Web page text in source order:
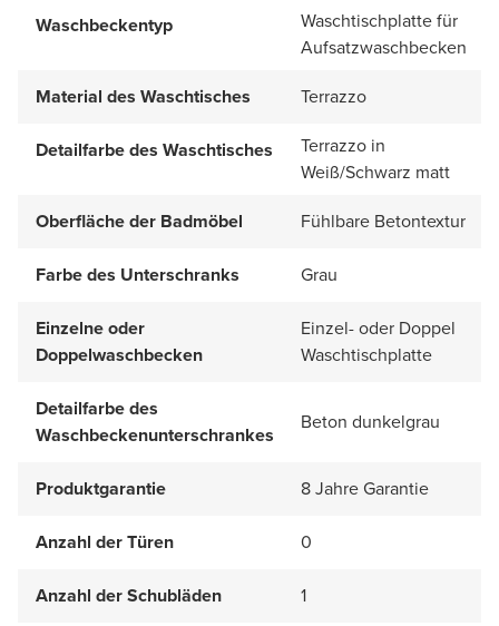
Waschbeckentyp
Waschtischplatte für
Aufsatzwaschbecken
Material des Waschtisches
Terrazzo
Detailfarbe des Waschtisches
Terrazzo in
Weiß/Schwarz matt
Oberfläche der Badmöbel
Fühlbare Betontextur
Farbe des Unterschranks Grau
Einzelne oder
Doppelwaschbecken
Einzel- oder Doppel
Waschtischplatte
Detailfarbe des
Waschbeckenunterschrankes
Beton dunkelgrau
Produktgarantie 8 Jahre Garantie
Anzahl der Türen 0
Anzahl der Schubläden 1